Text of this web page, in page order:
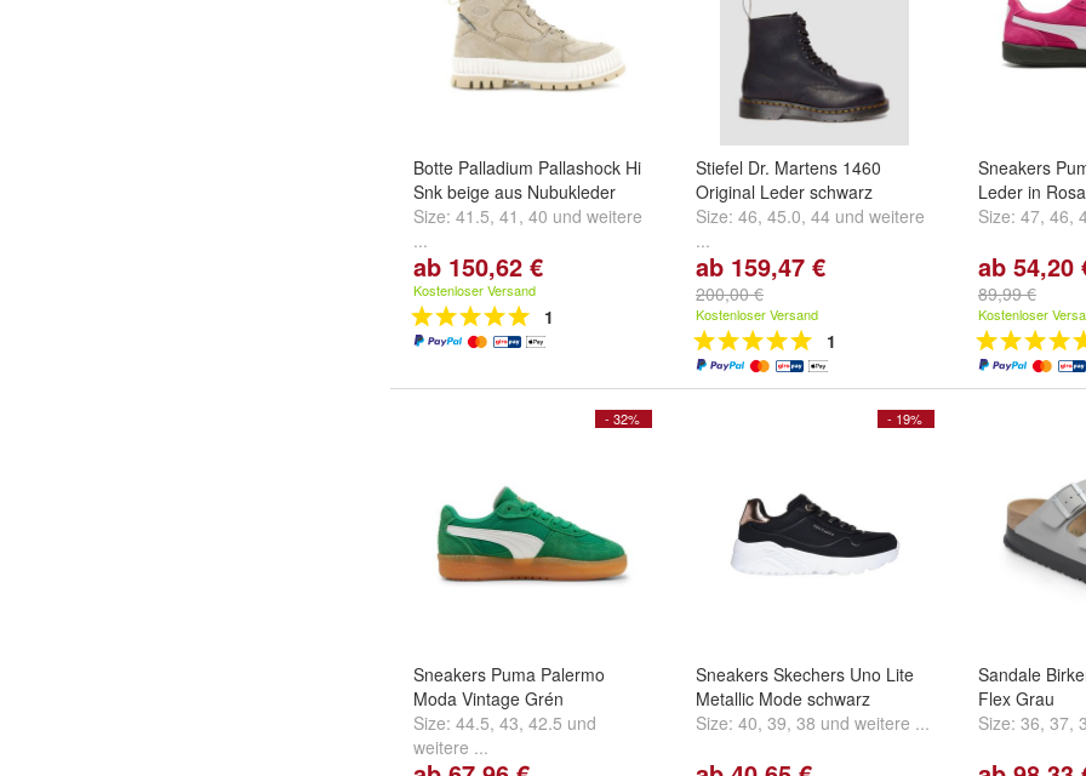
Botte Palladium Pallashock Hi
Snk beige aus Nubukleder
Size: 41.5, 41 , 40 und weitere
...
ab 150,62 €
Kostenloser Versand
1
Stiefel Dr. Martens 1460
Original Leder schwarz
Size: 46, 45.0, 44 und weitere
...
ab 159,47 €
200,00 €
Kostenloser Versand
1
Sneakers
Leder in Rosa
Size: 47, 46,
ab 54,20
89,99 €
Kostenloser
- 32%
Sneakers Puma Palermo
Moda Vintage Grén
Size: 44.5, 43, 42.5 und
weitere ...
- 19%
Sneakers Skechers Uno Lite
Metallic Mode schwarz
Size: 40, 39, 38 und weitere ...
Sandale
Flex Grau
Size: 36, 37,